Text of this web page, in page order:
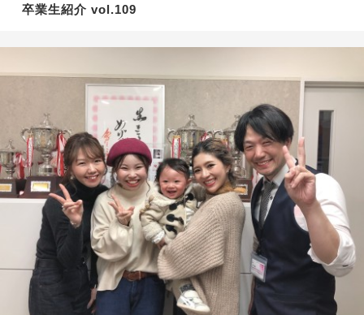
卒業生紹介 vol.109